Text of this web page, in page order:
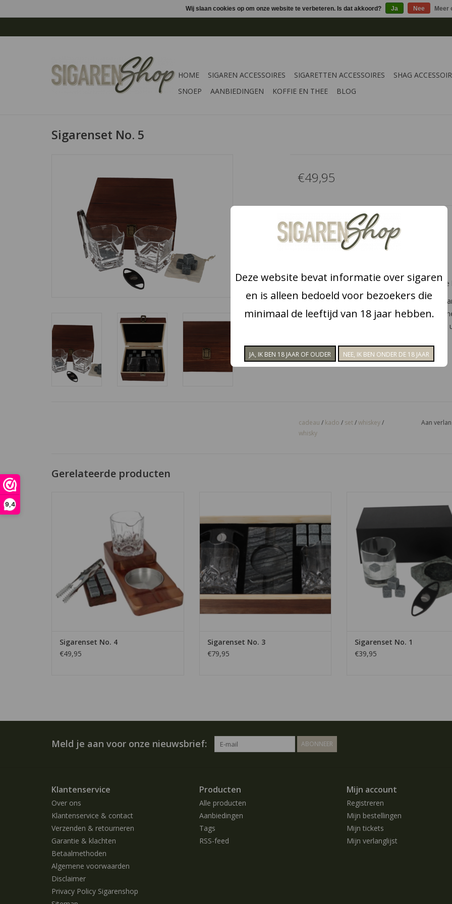
9,4
HOME SIGAREN ACCESSOIRES SIGARETTEN ACCESSOIRES
SHAG
SNOEP
AANBIEDINGEN KOFFIE EN THEE BLOG
Sigarenset No. 5
€49,95
Informatie
Beschikbaarheid:Op voorraad
Het set is goed en stevig verpakt in een
Het set bevat twee whisky glazen, 6
het glas te plaatsen en een sigarenknipper. O
ronde inkepingen aan de bovenzijde, hier
cadeau / kado / set/whiskey/
whisky
Aan
Gerelateerde producten
TOEVOEGEN AAN WINKELWAGEN
Sigarenset No. 4
€49,95
Sigarenset No. 3
€79,95
TOEVOEGEN AAN
Sigarenset No. 1
€39,95
Meld je aan voor onze nieuwsbrief: ABONNEER
Klantenservice
Over ons
Klantenservice & contact
Verzenden & retourneren
Garantie & klachten
Betaalmethoden
Algemene voorwaarden
Disclaimer
Privacy Policy Sigarenshop
Producten
Alle producten
Aanbiedingen
Tags
RSS-feed
Mijn account
Registreren
Mijn bestellingen
Mijn tickets
Mijn verlanglijst
Wij slaan cookies op om onze website te verbeteren. Is dat akkoord? Ja Nee Meer
Deze website bevat informatie over sigaren
en is alleen bedoeld voor bezoekers die
minimaal de leeftijd van 18 jaar hebben.